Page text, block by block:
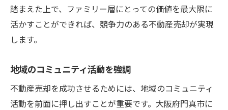
踏まえた上で、ファミリー層にとっての価値を最大限に
活かすことができれば、競争力のある不動産売却が実現
します。
地域のコミュニティ活動を強調
不動産売却を成功させるためには、地域のコミュニティ
活動を前面に押し出すことが重要です。大阪府門真市に